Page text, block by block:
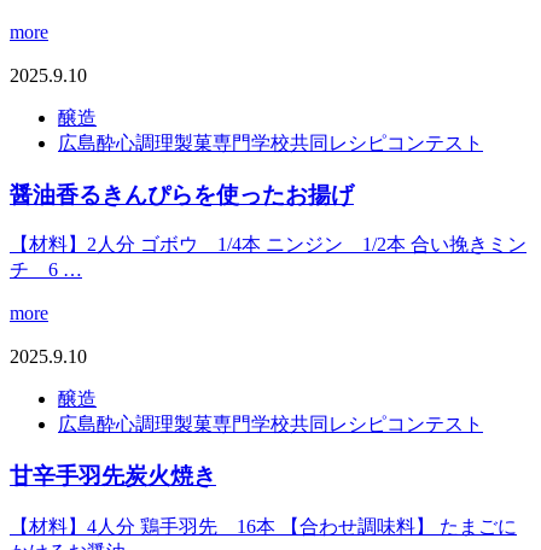
more
2025.9.10
醸造
広島酔心調理製菓専門学校共同レシピコンテスト
醤油香るきんぴらを使ったお揚げ
【材料】2人分 ゴボウ 1/4本 ニンジン 1/2本 合い挽きミン
チ 6 …
more
2025.9.10
醸造
広島酔心調理製菓専門学校共同レシピコンテスト
甘辛手羽先炭火焼き
【材料】4人分 鶏手羽先 16本 【合わせ調味料】 たまごに